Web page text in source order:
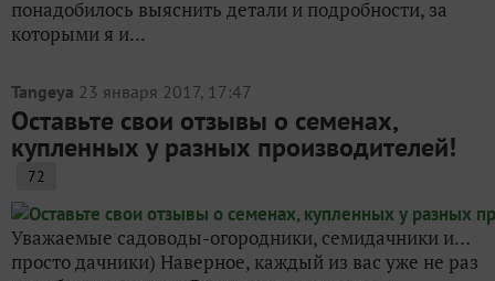
понадобилось выяснить детали и подробности, за
которыми я и...
Tangeya 23 января 2017, 17:47
Оставьте свои отзывы о семенах,
купленных у разных производителей!
72
Уважаемые садоводы-огородники, семидачники и…
просто дачники) Наверное, каждый из вас уже не раз